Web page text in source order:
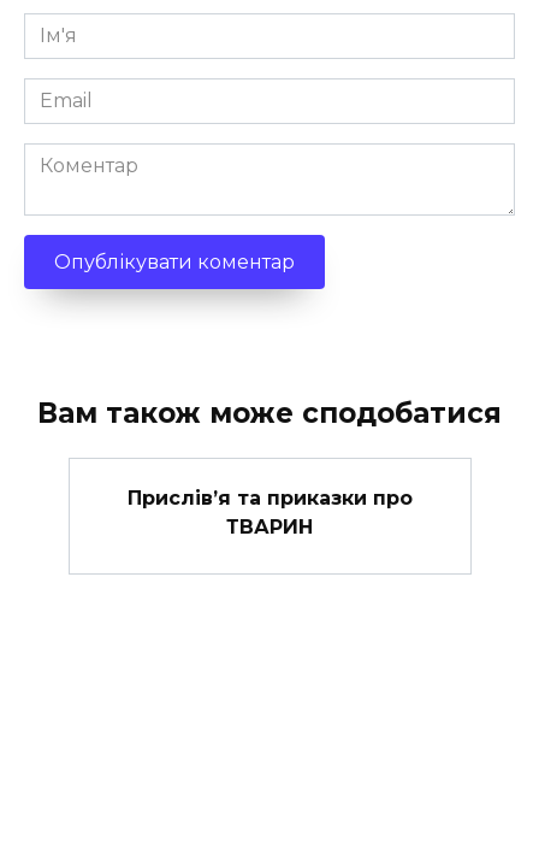
Ім'я
*
Email
*
Коментар
Вам також може сподобатися
Прислів’я та приказки про
ТВАРИН